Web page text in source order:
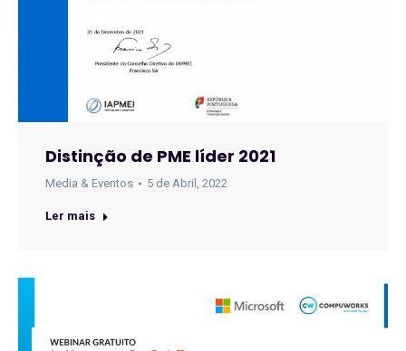
Distinção de PME líder 2021
Media & Eventos 5 de Abril, 2022
Ler mais